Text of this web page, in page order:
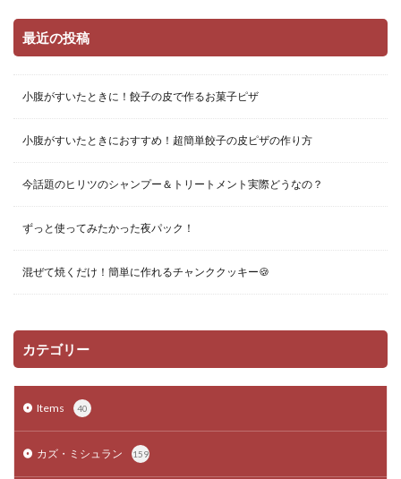
最近の投稿
小腹がすいたときに！餃子の皮で作るお菓子ピザ
小腹がすいたときにおすすめ！超簡単餃子の皮ピザの作り方
今話題のヒリツのシャンプー＆トリートメント実際どうなの？
ずっと使ってみたかった夜パック！
混ぜて焼くだけ！簡単に作れるチャンククッキー🍪
カテゴリー
Items 40
カズ・ミシュラン 159